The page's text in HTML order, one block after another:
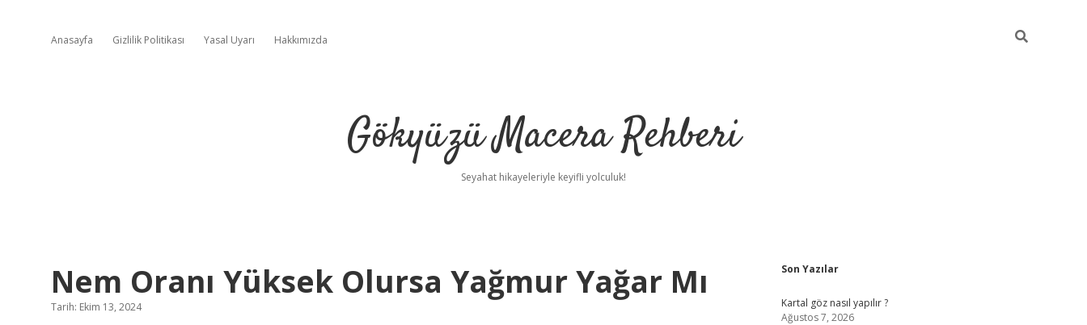
Anasayfa Gizlilik Politikası Yasal Uyarı Hakkımızda
Gökyüzü Macera Rehberi
Seyahat hikayeleriyle keyifli yolculuk!
Nem Oranı Yüksek Olursa Yağmur Yağar Mı
Tarih: Ekim 13, 2024
Sidebar
Son Yazılar
Kartal göz nasıl yapılır ?
Ağustos 7, 2026